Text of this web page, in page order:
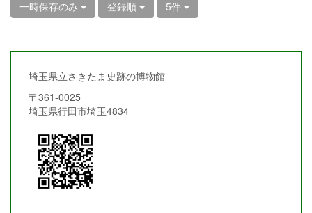
一時保存のみ 登録順 5件
埼玉県立さきたま史跡の博物館
〒361-0025
埼玉県行田市埼玉4834